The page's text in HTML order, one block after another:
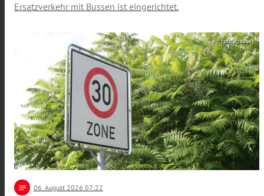
Ersatzverkehr mit Bussen ist eingerichtet.
Foto: Pixabay
notes 06 . August 2026 07:22